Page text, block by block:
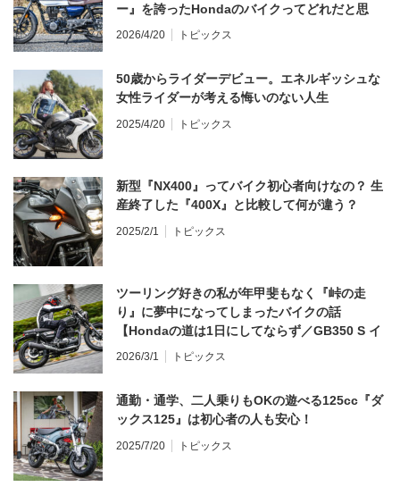
ー』を誇ったHondaのバイクってどれだと思
う？
2026/4/20 トピックス
50歳からライダーデビュー。エネルギッシュな
女性ライダーが考える悔いのない人生
2025/4/20 トピックス
新型『NX400』ってバイク初心者向けなの？ 生
産終了した『400X』と比較して何が違う？
2025/2/1 トピックス
ツーリング好きの私が年甲斐もなく『峠の走
り』に夢中になってしまったバイクの話
【Hondaの道は1日にしてならず／GB350 S イ
ンプレ・レビュー 前編】
2026/3/1 トピックス
通勤・通学、二人乗りもOKの遊べる125cc『ダ
ックス125』は初心者の人も安心！
2025/7/20 トピックス